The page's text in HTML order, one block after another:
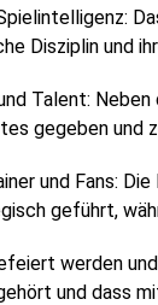
Disziplin und
Talent:
gegeben und
und Fans:
geführt,
werden
und dass